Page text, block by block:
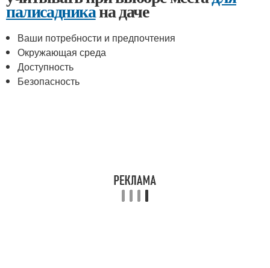
палисадникана даче
Ваши потребности и предпочтения
Окружающая среда
Доступность
Безопасность